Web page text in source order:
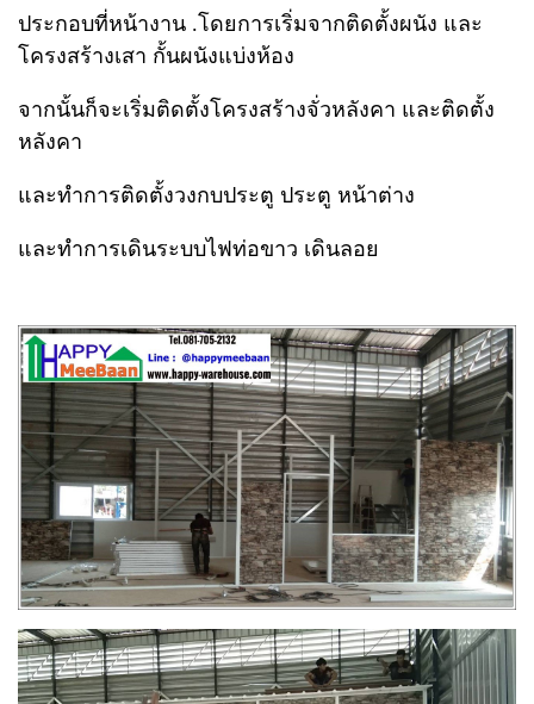
ประกอบที่หน้างาน .โดยการเริ่มจากติดตั้งผนัง และ
โครงสร้างเสา กั้นผนังแบ่งห้อง
จากนั้นก็จะเริ่มติดตั้งโครงสร้างจั่วหลังคา และติดตั้ง
หลังคา
และทำการติดตั้งวงกบประตู ประตู หน้าต่าง
และทำการเดินระบบไฟท่อขาว เดินลอย